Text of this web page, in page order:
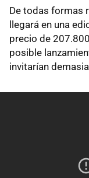
De todas formas
llegará en una
precio de
posible
invitarían